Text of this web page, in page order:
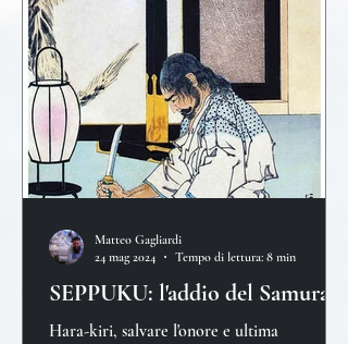
SEPPUKU: l'addio del Samurai
Hara-kiri, salvare l'onore e ultima
Matteo Gagliardi
24 mag 2024
Tempo di lettura: 8 min